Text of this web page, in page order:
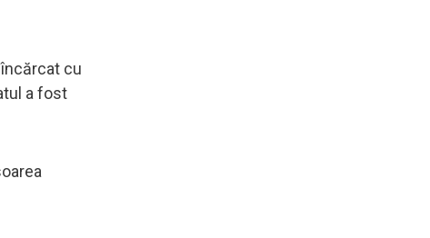
cu
a fost